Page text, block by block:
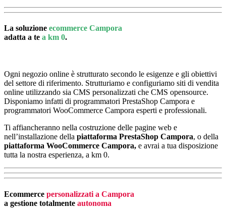
La soluzione ecommerce Campora
adatta a te a km 0.
Ogni negozio online è strutturato secondo le esigenze e gli obiettivi
del settore di riferimento. Strutturiamo e configuriamo siti di vendita
online utilizzando sia CMS personalizzati che CMS opensource.
Disponiamo infatti di programmatori PrestaShop Campora e
programmatori WooCommerce Campora esperti e professionali.
Ti affiancheranno nella costruzione delle pagine web e
nell’installazione della piattaforma PrestaShop Campora, o della
piattaforma WooCommerce Campora, e avrai a tua disposizione
tutta la nostra esperienza, a km 0.
Ecommerce personalizzati a Campora
a gestione totalmente autonoma